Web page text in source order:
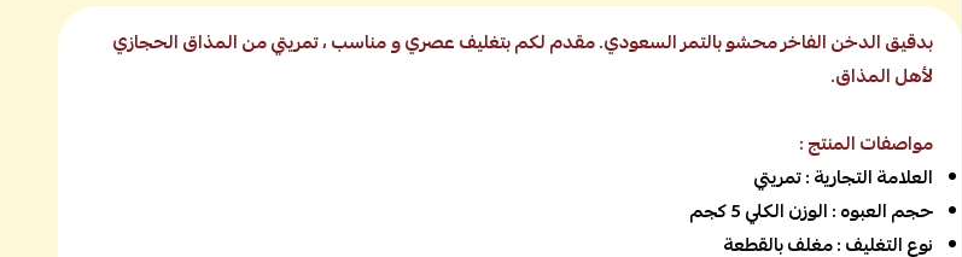
بدقيق الدخن الفاخر محشو بالتمر السعودي. مقدم لكم بتغليف عصري و مناسب ، تمريتي من المذاق الحجازي
لأهل المذاق.
مواصفات المنتج :
العلامة التجارية : تمريتي
حجم العبوه : الوزن الكلي 5 كجم
نوع التغليف : مغلف بالقطعة